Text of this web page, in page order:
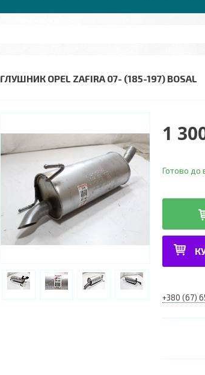
ГЛУШНИК OPEL ZAFIRA 07- (185-197) BOSAL
1
Готово до
+380 (67)